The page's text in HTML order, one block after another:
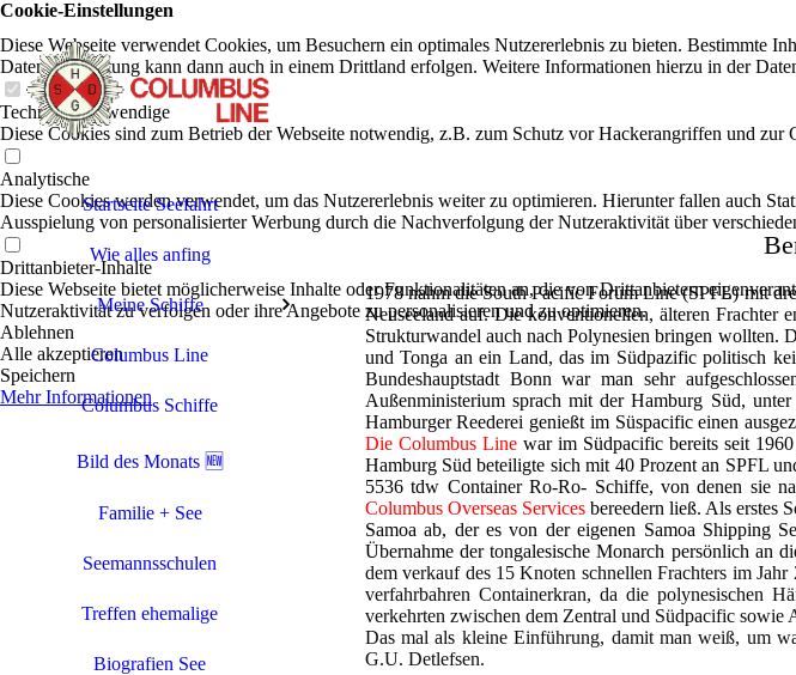
Startseite Seefahrt
Wie alles anfing
Meine Schiffe
Columbus Line
Columbus Schiffe
Bild des Monats 🆕
Familie + See
Seemannsschulen
Treffen ehemalige
Biografien See
1978 nahm die South Pacific Forum Line (SPFL) mit
Neuseeland auf. Die konventionellen, älteren Frachter
Strukturwandel auch nach Polynesien bringen wollten.
und Tonga an ein Land, das im Südpazific politisch
Bundeshauptstadt Bonn war man sehr
Außenministerium sprach mit der Hamburg Süd,
Hamburger Reederei genießt im Süspacific einen
Die Columbus Linewar im Südpacific bereits seit
Hamburg Süd beteiligte sich mit 40 Prozent an SPFL
5536 tdw Container Ro-Ro- Schiffe, von denen sie
Columbus Overseas Servicesbereedern ließ. Als erstes
Samoa ab, der es von der eigenen Samoa Shipping
Übernahme der tongalesische Monarch persönlich an
dem verkauf des 15 Knoten schnellen Frachters im
verfahrbahren Containerkran, da die polynesischen
verkehrten zwischen dem Zentral und Südpacific sowie
Das mal als kleine Einführung, damit man weiß, um
G.U. Detlefsen.
Cookie-Einstellungen
Diese Webseite verwendet Cookies, um Besuchern ein optimales Nutzererlebnis zu bieten. Bestimmte
Datenverarbeitung kann dann auch in einem Drittland erfolgen. Weitere Informationen hierzu in der
Technisch notwendige
Diese Cookies sind zum Betrieb der Webseite notwendig, z.B. zum Schutz vor Hackerangriffen und zur
Analytische
Diese Cookies werden verwendet, um das Nutzererlebnis weiter zu optimieren. Hierunter fallen auch
Ausspielung von personalisierter Werbung durch die Nachverfolgung der Nutzeraktivität über
Drittanbieter-Inhalte
Diese Webseite bietet möglicherweise Inhalte oder Funktionalitäten an, die von Drittanbietern
Nutzeraktivität zu verfolgen oder ihre Angebote zu personalisieren und zu optimieren.
Ablehnen
Alle akzeptieren
Speichern
Mehr Informationen